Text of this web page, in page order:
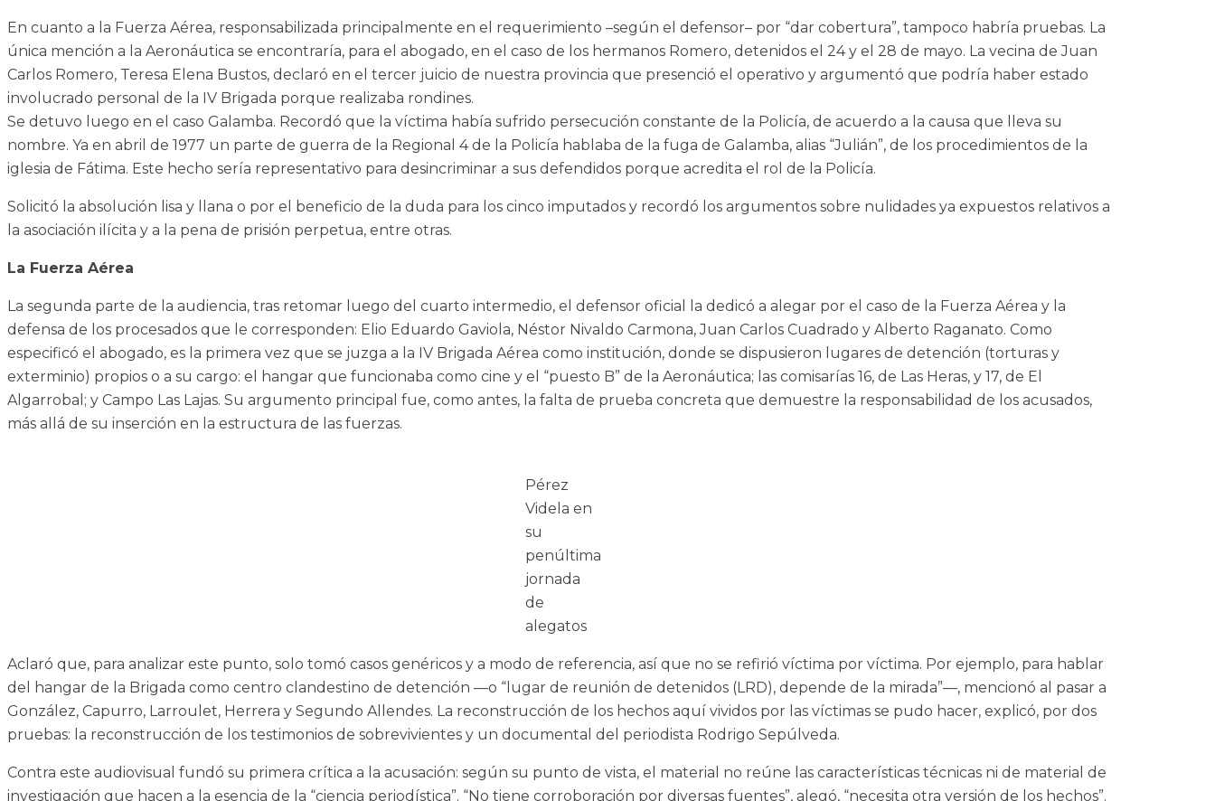
En cuanto a la Fuerza Aérea, responsabilizada principalmente en el requerimiento –según el defensor– por “dar cobertura”, tampoco habría pruebas. La
única mención a la Aeronáutica se encontraría, para el abogado, en el caso de los hermanos Romero, detenidos el 24 y el 28 de mayo. La vecina de Juan
Carlos Romero, Teresa Elena Bustos, declaró en el tercer juicio de nuestra provincia que presenció el operativo y argumentó que podría haber estado
involucrado personal de la IV Brigada porque realizaba rondines.
Se detuvo luego en el caso Galamba. Recordó que la víctima había sufrido persecución constante de la Policía, de acuerdo a la causa que lleva su
nombre. Ya en abril de 1977 un parte de guerra de la Regional 4 de la Policía hablaba de la fuga de Galamba, alias “Julián”, de los procedimientos de la
iglesia de Fátima. Este hecho sería representativo para desincriminar a sus defendidos porque acredita el rol de la Policía.
Solicitó la absolución lisa y llana o por el beneficio de la duda para los cinco imputados y recordó los argumentos sobre nulidades ya expuestos relativos a
la asociación ilícita y a la pena de prisión perpetua, entre otras.
La Fuerza Aérea
La segunda parte de la audiencia, tras retomar luego del cuarto intermedio, el defensor oficial la dedicó a alegar por el caso de la Fuerza Aérea y la
defensa de los procesados que le corresponden: Elio Eduardo Gaviola, Néstor Nivaldo Carmona, Juan Carlos Cuadrado y Alberto Raganato. Como
especificó el abogado, es la primera vez que se juzga a la IV Brigada Aérea como institución, donde se dispusieron lugares de detención (torturas y
exterminio) propios o a su cargo: el hangar que funcionaba como cine y el “puesto B” de la Aeronáutica; las comisarías 16, de Las Heras, y 17, de El
Algarrobal; y Campo Las Lajas. Su argumento principal fue, como antes, la falta de prueba concreta que demuestre la responsabilidad de los acusados,
más allá de su inserción en la estructura de las fuerzas.
Pérez
Videla en
su
penúltima
jornada
de
alegatos
Aclaró que, para analizar este punto, solo tomó casos genéricos y a modo de referencia, así que no se refirió víctima por víctima. Por ejemplo, para hablar
del hangar de la Brigada como centro clandestino de detención —o “lugar de reunión de detenidos (LRD), depende de la mirada”—, mencionó al pasar a
González, Capurro, Larroulet, Herrera y Segundo Allendes. La reconstrucción de los hechos aquí vividos por las víctimas se pudo hacer, explicó, por dos
pruebas: la reconstrucción de los testimonios de sobrevivientes y un documental del periodista Rodrigo Sepúlveda.
Contra este audiovisual fundó su primera crítica a la acusación: según su punto de vista, el material no reúne las características técnicas ni de material de
investigación que hacen a la esencia de la “ciencia periodística”. “No tiene corroboración por diversas fuentes”, alegó, “necesita otra versión de los hechos”.